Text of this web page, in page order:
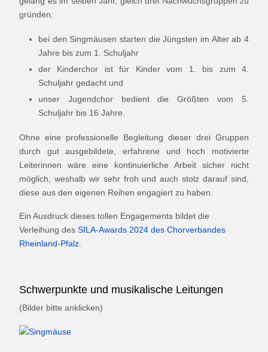
gründen:
bei den Singmäusen starten die Jüngsten im Alter ab 4
Jahre bis zum 1. Schuljahr
der Kinderchor ist für Kinder vom 1. bis zum 4.
Schuljahr gedacht und
unser Jugendchor bedient die Größten vom 5.
Schuljahr bis 16 Jahre.
Ohne eine professionelle Begleitung dieser drei Gruppen
durch gut ausgebildete, erfahrene und hoch motivierte
Leiterinnen wäre eine kontinuierliche Arbeit sicher nicht
möglich, weshalb wir sehr froh und auch stolz darauf sind,
diese aus den eigenen Reihen engagiert zu haben.
Ein Ausdruck dieses tollen Engagements bildet die
Verleihung des SILA-Awards 2024 des Chorverbandes
Rheinland-Pfalz
Schwerpunkte und musikalische Leitungen
(Bilder bitte anklicken)